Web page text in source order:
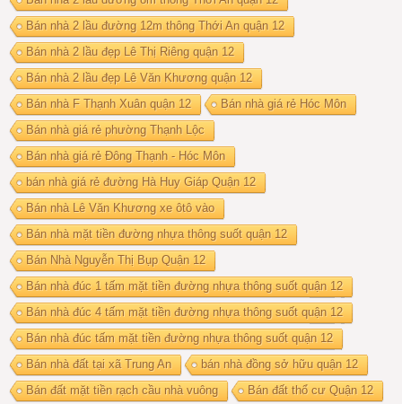
Bán nhà 2 lầu đường 12m thông Thới An quận 12
Bán nhà 2 lầu đẹp Lê Thị Riêng quận 12
Bán nhà 2 lầu đẹp Lê Văn Khương quận 12
Bán nhà F Thạnh Xuân quận 12
Bán nhà giá rẻ Hóc Môn
Bán nhà giá rẻ phường Thạnh Lộc
Bán nhà giá rẻ Đông Thạnh - Hóc Môn
bán nhà giá rẻ đường Hà Huy Giáp Quận 12
Bán nhà Lê Văn Khương xe ôtô vào
Bán nhà mặt tiền đường nhựa thông suốt quận 12
Bán Nhà Nguyễn Thị Bụp Quận 12
Bán nhà đúc 1 tấm mặt tiền đường nhựa thông suốt quận 12
Bán nhà đúc 4 tấm mặt tiền đường nhựa thông suốt quận 12
Bán nhà đúc tấm mặt tiền đường nhựa thông suốt quận 12
Bán nhà đất tại xã Trung An
bán nhà đồng sở hữu quận 12
Bán đất mặt tiền rạch cầu nhà vuông
Bán đất thổ cư Quận 12